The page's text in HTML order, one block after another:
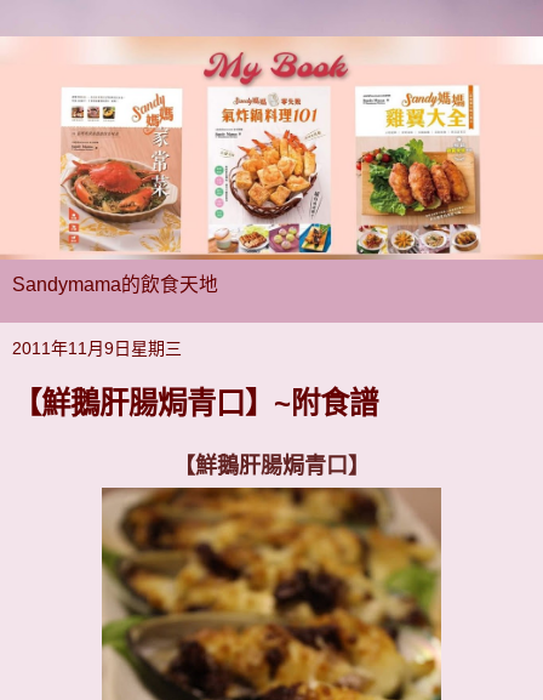
Sandymama的飲食天地
2011年11月9日星期三
【鮮鵝肝腸焗青口】~附食譜
【鮮鵝肝腸焗青口】